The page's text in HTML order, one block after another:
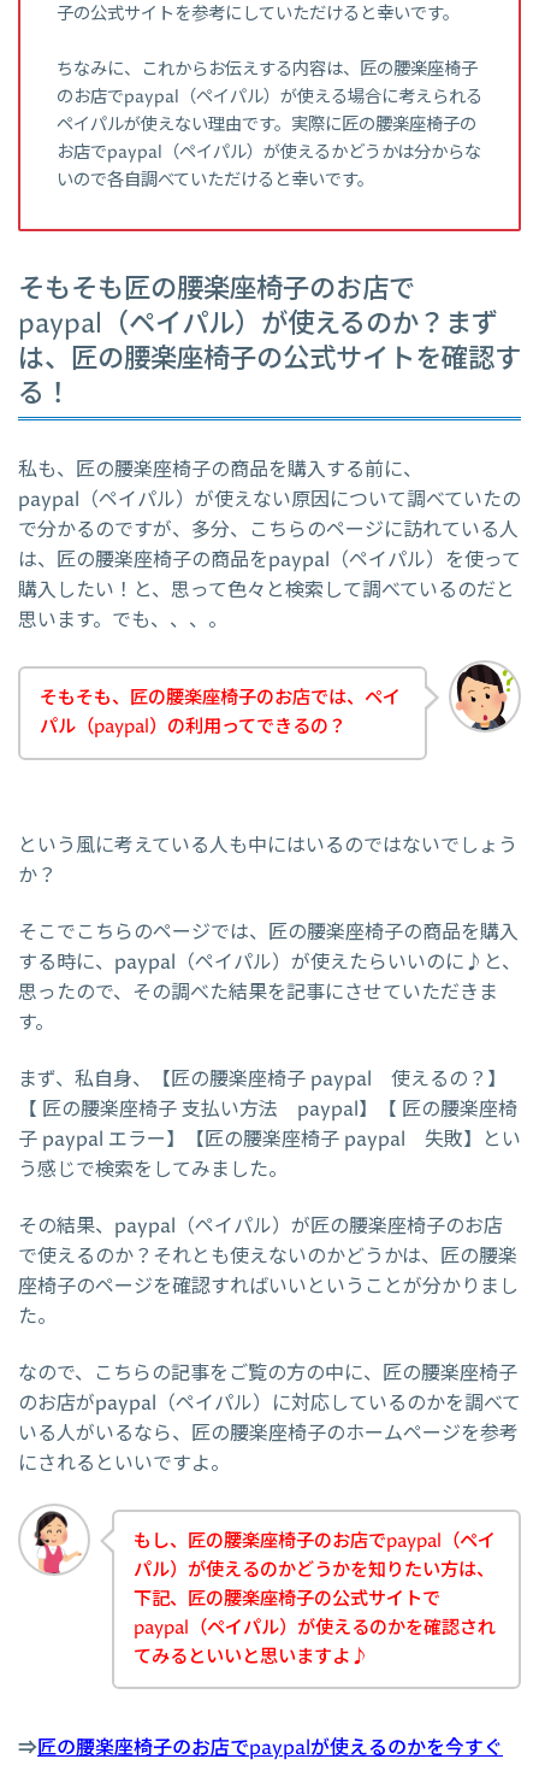
子の公式サイトを参考にしていただけると幸いです。
ちなみに、これからお伝えする内容は、匠の腰楽座椅子
のお店でpaypal（ペイパル）が使える場合に考えられる
ペイパルが使えない理由です。実際に匠の腰楽座椅子の
お店でpaypal（ペイパル）が使えるかどうかは分からな
いので各自調べていただけると幸いです。
そもそも匠の腰楽座椅子のお店で
paypal（ペイパル）が使えるのか？まず
は、匠の腰楽座椅子の公式サイトを確認す
る！
私も、匠の腰楽座椅子の商品を購入する前に、
paypal（ペイパル）が使えない原因について調べていたの
で分かるのですが、多分、こちらのページに訪れている人
は、匠の腰楽座椅子の商品をpaypal（ペイパル）を使って
購入したい！と、思って色々と検索して調べているのだと
思います。でも、、、。
そもそも、匠の腰楽座椅子のお店では、ペイ
パル（paypal）の利用ってできるの？
という風に考えている人も中にはいるのではないでしょう
か？
そこでこちらのページでは、匠の腰楽座椅子の商品を購入
する時に、paypal（ペイパル）が使えたらいいのに♪と、
思ったので、その調べた結果を記事にさせていただきま
す。
まず、私自身、【匠の腰楽座椅子 paypal 使えるの？】
【 匠の腰楽座椅子 支払い方法 paypal】【 匠の腰楽座椅
子 paypal エラー】【匠の腰楽座椅子 paypal 失敗】とい
う感じで検索をしてみました。
その結果、paypal（ペイパル）が匠の腰楽座椅子のお店
で使えるのか？それとも使えないのかどうかは、匠の腰楽
座椅子のページを確認すればいいということが分かりまし
た。
なので、こちらの記事をご覧の方の中に、匠の腰楽座椅子
のお店がpaypal（ペイパル）に対応しているのかを調べて
いる人がいるなら、匠の腰楽座椅子のホームページを参考
にされるといいですよ。
もし、匠の腰楽座椅子のお店でpaypal（ペイ
パル）が使えるのかどうかを知りたい方は、
下記、匠の腰楽座椅子の公式サイトで
paypal（ペイパル）が使えるのかを確認され
てみるといいと思いますよ♪
⇒匠の腰楽座椅子のお店でpaypalが使えるのかを今すぐ